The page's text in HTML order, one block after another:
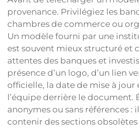
provenance. Privilégiez les
chambres de commerce ou
Un modèle fourni par une
est souvent mieux structuré et
attentes des banques et
présence d’un logo, d’un lien
officielle, la date de mise à jour
l’équipe derrière le document.
anonymes ou sans références :
contenir des sections